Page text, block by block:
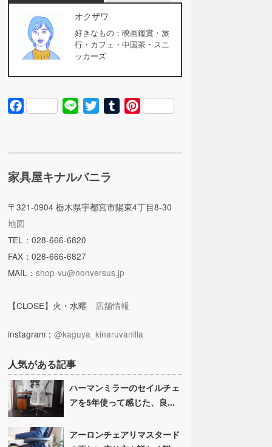
オクザワ
好きなもの：映画鑑賞・旅
行・カフェ・中国茶・スニ
ッカーズ
Facebook Line TwitterTumblrPinterest
家具屋キナルバニラ
〒321-0904 栃木県宇都宮市陽東4丁目8-30
地図
TEL：028-666-6820
FAX：028-666-6827
MAIL：shop-vu@nonversus.jp
【CLOSE】火・水曜 店舗情報
instagram：@kaguya_kinaruvanilla
人気がある記事
ハーマンミラーのセイルチェ
アを5年使って感じた、良...
アーロンチェアリマスタード